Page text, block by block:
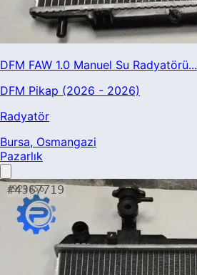
DFM FAW 1.0 Manuel Su Radyatörü...
DFM Pikap (2026 - 2026)
Radyatör
Bursa, Osmangazi
Pazarlık